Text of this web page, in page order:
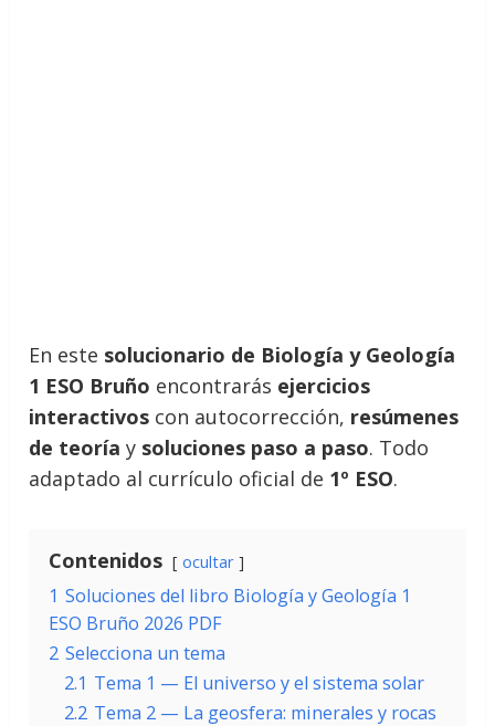
En este solucionario de Biología y Geología
1 ESO Bruño encontrarás ejercicios
interactivos con autocorrección, resúmenes
de teoría y soluciones paso a paso. Todo
adaptado al currículo oficial de 1º ESO.
Contenidos ocultar
1 Soluciones del libro Biología y Geología 1
ESO Bruño 2026 PDF
2 Selecciona un tema
2.1 Tema 1 — El universo y el sistema solar
2.2 Tema 2 — La geosfera: minerales y rocas